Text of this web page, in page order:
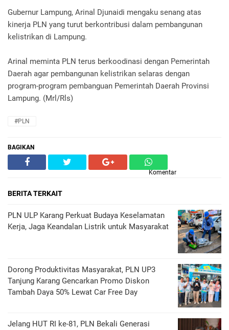
Gubernur Lampung, Arinal Djunaidi mengaku senang atas
kinerja PLN yang turut berkontribusi dalam pembangunan
kelistrikan di Lampung.
Arinal meminta PLN terus berkoodinasi dengan Pemerintah
Daerah agar pembangunan kelistrikan selaras dengan
program-program pembanguan Pemerintah Daerah Provinsi
Lampung. (Mrl/Rls)
#PLN
BAGIKAN
Komentar
BERITA TERKAIT
PLN ULP Karang Perkuat Budaya Keselamatan
Kerja, Jaga Keandalan Listrik untuk Masyarakat
Dorong Produktivitas Masyarakat, PLN UP3
Tanjung Karang Gencarkan Promo Diskon
Tambah Daya 50% Lewat Car Free Day
Jelang HUT RI ke-81, PLN Bekali Generasi